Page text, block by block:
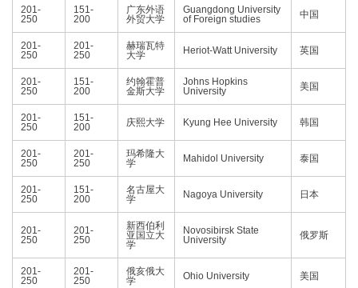
201-
250
151-
200
广东外语
外贸大学
Guangdong University
of Foreign studies
中国
201-
250
201-
250
赫瑞瓦特
大学
Heriot-Watt University 英国
201-
250
151-
200
约翰霍普
金斯大学
Johns Hopkins
University
美国
201-
250
151-
200
庆熙大学 Kyung Hee University 韩国
201-
250
201-
250
玛希隆大
学
Mahidol University 泰国
201-
250
151-
200
名古屋大
学
Nagoya University 日本
201-
250
201-
250
新西伯利
亚国立大
学
Novosibirsk State
University
俄罗斯
201-
250
201-
250
俄亥俄大
学
Ohio University 美国